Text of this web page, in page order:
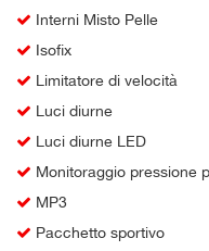
Interni Misto Pelle
Isofix
Limitatore di velocità
Luci diurne
Luci diurne LED
Monitoraggio pressione
MP3
Pacchetto sportivo